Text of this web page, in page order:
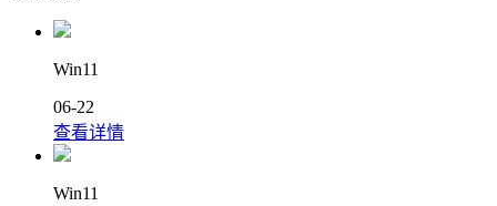
Win11
06-22
查看详情
Win11